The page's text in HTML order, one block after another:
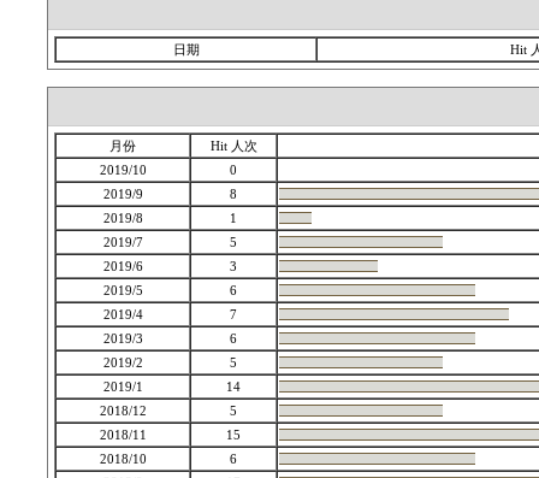
日期 Hit
月份
Hit 人次
2019/10
0
2019/9
8
2019/8
1
2019/7
5
2019/6
3
2019/5
6
2019/4
7
2019/3
6
2019/2
5
2019/1
14
2018/12
5
2018/11
15
2018/10
6